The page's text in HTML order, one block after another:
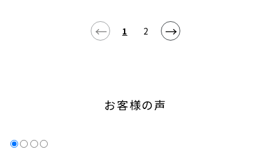
← 1 2 →
お客様の声